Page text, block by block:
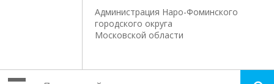
Администрация Наро-Фоминского
городского округа
Московской области